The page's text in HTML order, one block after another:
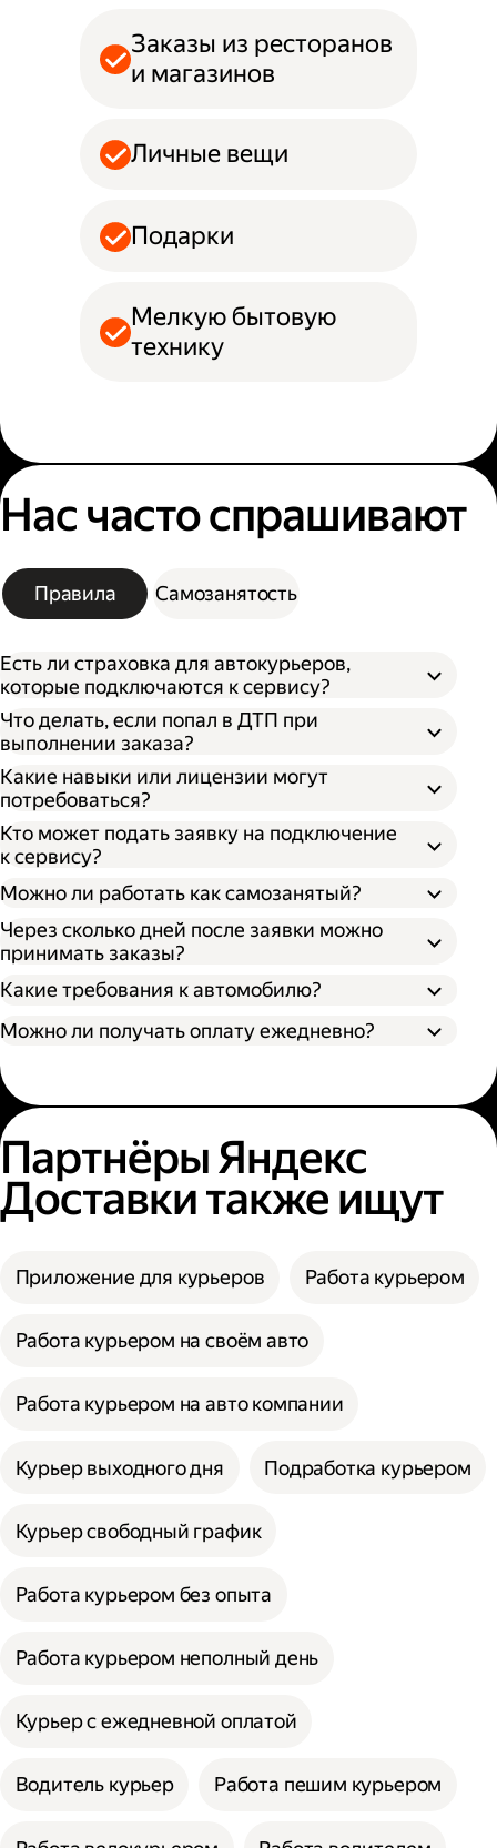
Заказы из ресторанов
и магазинов
Личные вещи
Подарки
Мелкую бытовую
технику
Нас часто спрашивают
Правила Самозанятость
Есть ли страховка для автокурьеров,
которые подключаются к сервису?
Что делать, если попал в ДТП при
выполнении заказа?
Какие навыки или лицензии могут
потребоваться?
Кто может подать заявку на подключение
к сервису?
Можно ли работать как самозанятый?
Через сколько дней после заявки можно
принимать заказы?
Какие требования к автомобилю?
Можно ли получать оплату ежедневно?
Партнёры Яндекс
Доставки также ищут
Приложение для курьеров Работа курьером
Работа курьером на своём авто
Работа курьером на авто компании
Курьер выходного дня Подработка курьером
Курьер свободный график
Работа курьером без опыта
Работа курьером неполный день
Курьер с ежедневной оплатой
Водитель курьер Работа пешим курьером